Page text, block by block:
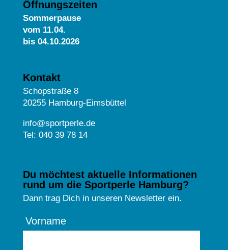
Öffnungszeiten
Sommerpause
vom 11.04.
bis 04.10.2026
Kontakt
Schopstraße 8
20255 Hamburg-Eimsbüttel
info@sportperle.de
Tel: 040 39 78 14
Du möchtest aktuelle Informationen
rund um die Sportperle Hamburg?
Dann trag Dich in unseren Newsletter ein.
Vorname